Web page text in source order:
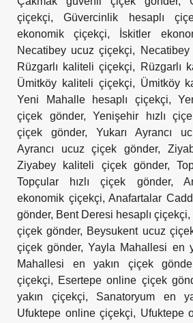
çiçekçi,Güvercinlik hesaplı
ekonomik çiçekçi, İskitler
Necatibey ucuz çiçekçi,
Rüzgarlı kaliteli çiçekçi, Rüzgarlı
Ümitköy kaliteli çiçekçi, Ümitköy
Yeni Mahalle hesaplı çiçekçi,
çiçek gönder, Yenişehir hızlı
çiçek gönder, Yukarı Ayrancı
Ayrancı ucuz çiçek gönder,
Ziyabey kaliteli çiçek gönder,
Topçular hızlı çiçek gönder,
ekonomik çiçekçi,Anafartalar
gönder, Bent Deresi hesaplı çiçekçi,
çiçek gönder, Beysukent ucuz
çiçek gönder,Yayla Mahallesi en
Mahallesi en yakın çiçek
çiçekçi, Esertepe online çiçek
yakın çiçekçi, Sanatoryum en
Ufuktepe online çiçekçi, Ufuktepe